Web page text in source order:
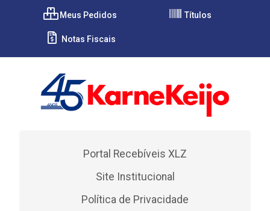
Meus Pedidos Títulos
Notas Fiscais
Portal Recebíveis XLZ
Site Institucional
Política de Privacidade